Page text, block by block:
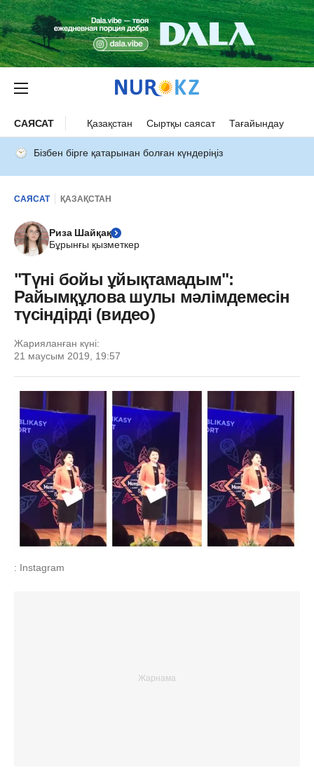
САЯСАТ Қазақстан Сыртқы саясат Тағайындау
Бізбен бірге қатарынан болған күндеріңіз
САЯСАТ ҚАЗАҚСТАН
Риза Шайқақ
Бұрынғы қызметкер
"Түні бойы ұйықтамадым":
Райымқұлова шулы мәлімдемесін
түсіндірді (видео)
Жарияланған күні:
21 маусым 2019, 19:57
: Instagram